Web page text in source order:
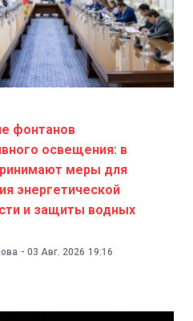
фонтанов
освещения: в
меры для
энергетической
и защиты водных
- 03 Авг. 2026 19:16